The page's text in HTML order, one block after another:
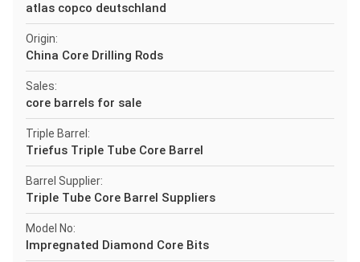
atlas copco deutschland
Origin:
China Core Drilling Rods
Sales:
core barrels for sale
Triple Barrel:
Triefus Triple Tube Core Barrel
Barrel Supplier:
Triple Tube Core Barrel Suppliers
Model No:
Impregnated Diamond Core Bits